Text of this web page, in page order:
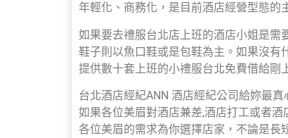
年輕化、商務化，是目前酒店經營型態的
如果要去禮服台北店上班的酒店小姐是需
鞋子則以魚口鞋或是包鞋為主。如果沒有
提供數十套上班的小禮服台北免費借給剛
台北酒店經紀ANN 酒店經紀公司給妳最
如果各位美眉對酒店兼差,酒店打工或者
各位美眉的需求為你選擇店家，不論是長